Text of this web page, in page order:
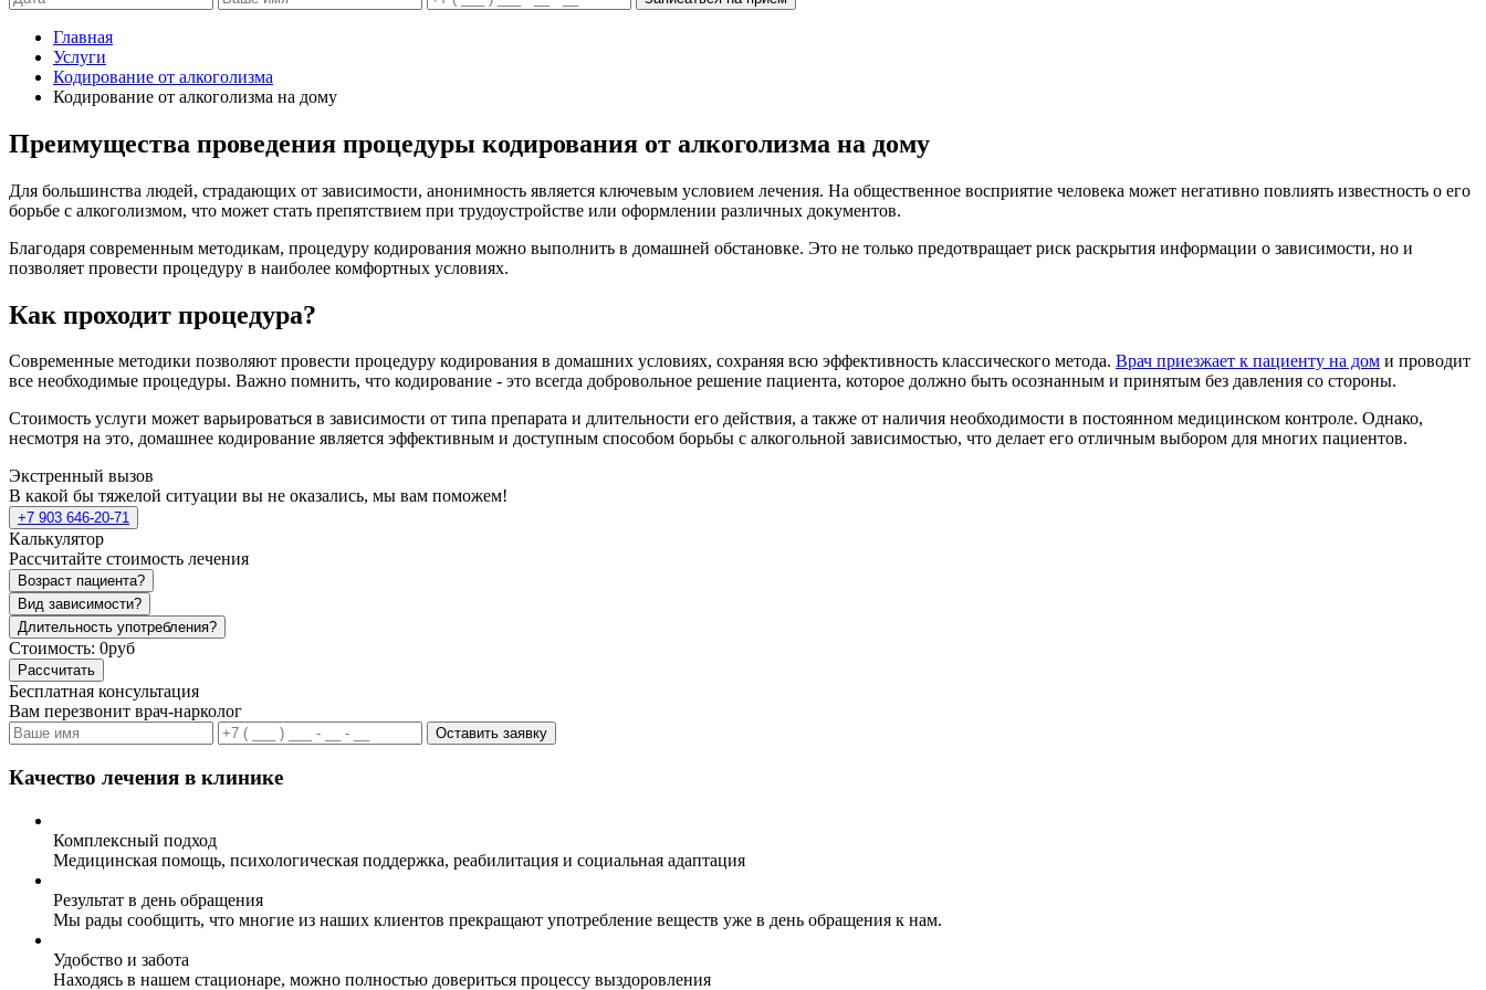
Главная
Услуги
Кодирование от алкоголизма
Кодирование от алкоголизма на дому
Преимущества проведения процедуры кодирования от алкоголизма на дому
Для большинства людей, страдающих от зависимости, анонимность является ключевым условием лечения. На общественное восприятие человека может негативно повлиять известность о его
борьбе с алкоголизмом, что может стать препятствием при трудоустройстве или оформлении различных документов.
Благодаря современным методикам, процедуру кодирования можно выполнить в домашней обстановке. Это не только предотвращает риск раскрытия информации о зависимости, но и
позволяет провести процедуру в наиболее комфортных условиях.
Как проходит процедура?
Современные методики позволяют провести процедуру кодирования в домашних условиях, сохраняя всю эффективность классического метода. Врач приезжает к пациенту на дом и проводит
все необходимые процедуры. Важно помнить, что кодирование - это всегда добровольное решение пациента, которое должно быть осознанным и принятым без давления со стороны.
Стоимость услуги может варьироваться в зависимости от типа препарата и длительности его действия, а также от наличия необходимости в постоянном медицинском контроле. Однако,
несмотря на это, домашнее кодирование является эффективным и доступным способом борьбы с алкогольной зависимостью, что делает его отличным выбором для многих пациентов.
Экстренный вызов
В какой бы тяжелой ситуации вы не оказались, мы вам поможем!
+7 903 646-20-71
Калькулятор
Рассчитайте стоимость лечения
Возраст пациента?
Вид зависимости?
Длительность употребления?
Стоимость: 0руб
Рассчитать
Бесплатная консультация
Вам перезвонит врач-нарколог
Оставить заявку
Качество лечения в клинике
Комплексный подход
Медицинская помощь, психологическая поддержка, реабилитация и социальная адаптация
Результат в день обращения
Мы рады сообщить, что многие из наших клиентов прекращают употребление веществ уже в день обращения к нам.
Удобство и забота
Находясь в нашем стационаре, можно полностью довериться процессу выздоровления